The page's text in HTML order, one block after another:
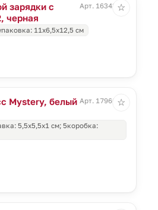
зарядки с
черная
Арт. 16343.30
11x6,5x12,5 см
☆
Mystery, белый Арт. 17960.60
5,5x5,5x1 см; 5коробка:
☆